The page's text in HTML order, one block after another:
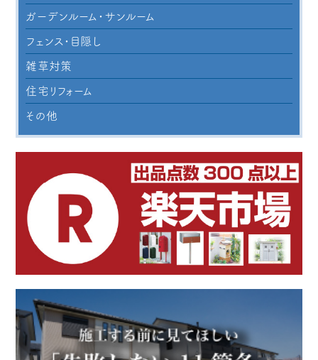
ガーデンルーム・サンルーム
フェンス・目隠し
雑草対策
住宅リフォーム
その他